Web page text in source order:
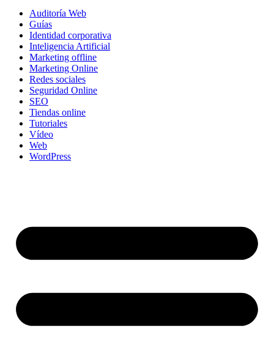
Auditoría Web
Guías
Identidad corporativa
Inteligencia Artificial
Marketing offline
Marketing Online
Redes sociales
Seguridad Online
SEO
Tiendas online
Tutoriales
Vídeo
Web
WordPress